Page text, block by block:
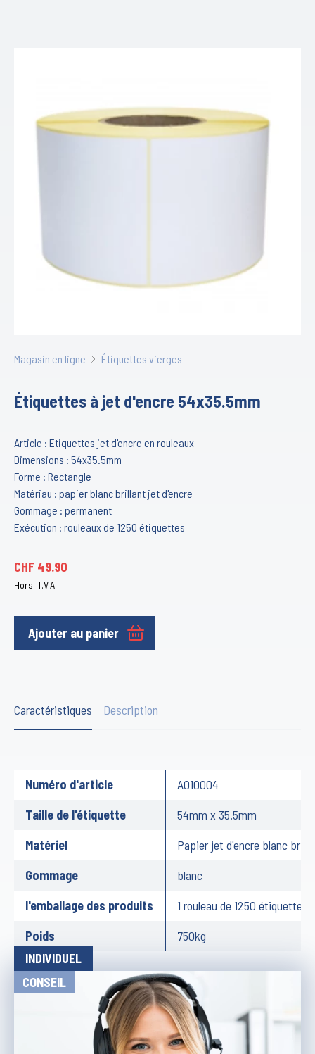
Magasin en ligne Étiquettes vierges
Étiquettes à jet d'encre 54x35.5mm
Article : Etiquettes jet d'encre en rouleaux
Dimensions : 54x35.5mm
Forme : Rectangle
Matériau : papier blanc brillant jet d'encre
Gommage : permanent
Exécution : rouleaux de 1250 étiquettes
CHF 49.90
Hors. T.V.A.
Ajouter au panier
Caractéristiques Description
Numéro d'article
A010004
Taille de l'étiquette
54mm x 35.5mm
Matériel
Papier jet d'encre blanc
Gommage
blanc
l'emballage des produits
1 rouleau de 1250 étiquettes
Poids
750kg
INDIVIDUEL
CONSEIL